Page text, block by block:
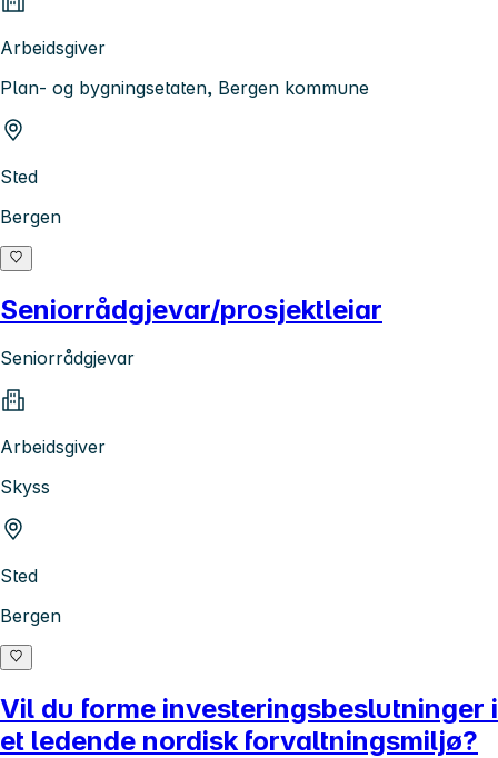
Arbeidsgiver
Plan- og bygningsetaten, Bergen kommune
Sted
Bergen
Seniorrådgjevar/prosjektleiar
Seniorrådgjevar
Arbeidsgiver
Skyss
Sted
Bergen
Vil du forme investeringsbeslutninger i
et ledende nordisk forvaltningsmiljø?